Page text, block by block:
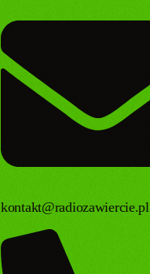
kontakt@radiozawiercie.pl